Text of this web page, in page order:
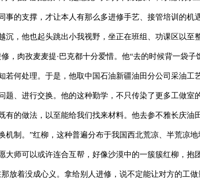
的支撑，才让本人有那么多进修手艺、接管培训的机
，他也起头跳出小我视野，坐正在班组、功课区以
，肉孜麦麦提·巴克都十分爱惜。他“去的时候背一袋
何处理。于是，他取中国石油新疆油田分公司采油
、进行交换。他的这种勤学，不只传染了更多工做
的做法，以至能给我们找来材料。他去参不雅长庆
制。”红柳，这种普遍分布于我国西北荒凉、半荒凉
师可以或许连合互帮，好像沙漠中的一簇簇红柳，
放着没成心义。拿给别人进修，说不定能让对方的工